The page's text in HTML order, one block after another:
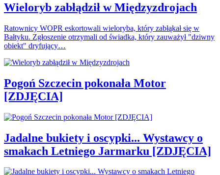
Wieloryb zabłądził w Międzyzdrojach
Ratownicy WOPR eskortowali wieloryba, który zabłąkał się w
Bałtyku. Zgłoszenie otrzymali od świadka, który zauważył "dziwny
obiekt" dryfujący…
Pogoń Szczecin pokonała Motor
[ZDJĘCIA]
Jadalne bukiety i oscypki... Wystawcy o
smakach Letniego Jarmarku [ZDJĘCIA]